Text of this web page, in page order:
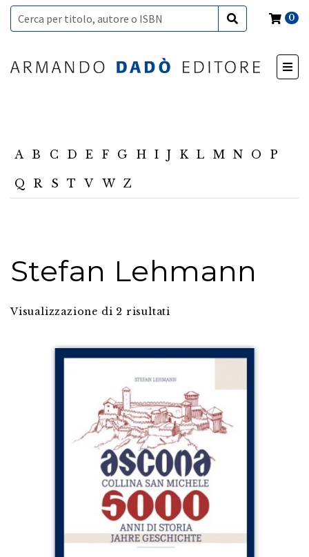
0
A B C D E F G H I J K L M N O P
Q R S T V W Z
Stefan Lehmann
Visualizzazione di 2 risultati